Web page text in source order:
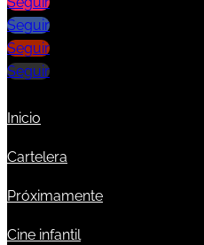
Seguir
Seguir
Seguir
Inicio
Cartelera
Próximamente
Cine infantil